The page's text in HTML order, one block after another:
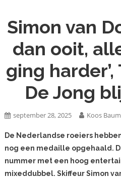
Simon van
dan ooit,
ging
De Jong
september 28, 2025 Koos
De Nederlandse roeiers
nog een medaille opgehaald.
nummer met een hoog
mixeddubbel. Skiffeur Simon